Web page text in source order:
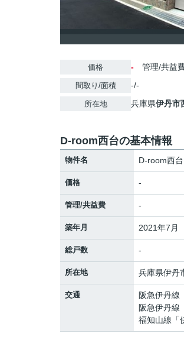
価格 - 管理/共益
間取り/面積 -/-
所在地 兵庫県伊丹市
D-room西台の基本情報
物件名 D-room西台
価格 -
管理/共益費 -
築年月 2021年7月
総戸数 -
所在地 兵庫県伊丹
交通 阪急伊丹線
阪急伊丹線
福知山線 「